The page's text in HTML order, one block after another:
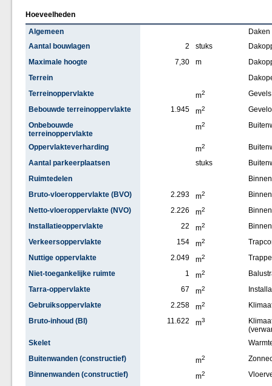
Hoeveelheden
Algemeen
Daken
Aantal bouwlagen
2 stuks
Maximale hoogte
7,30 m
Terrein
Terreinoppervlakte
m2
Gevels
Bebouwde terreinoppervlakte
1.945 m2
Onbebouwde
terreinoppervlakte
m2
Oppervlakteverharding m2
Aantal parkeerplaatsen
stuks
Ruimtedelen
Bruto-vloeroppervlakte (BVO)
2.293 m2
Netto-vloeroppervlakte (NVO)
2.226 m2
Installatieoppervlakte
22 m2
Verkeersoppervlakte
154 m2
Nuttige oppervlakte
2.049 m2
Niet-toegankelijke ruimte
1 m2
Tarra-oppervlakte
67 m2
Gebruiksoppervlakte
2.258 m2
Bruto-inhoud (BI)
11.622 m3
Skelet
Buitenwanden (constructief)
m2
Binnenwanden (constructief)
m2